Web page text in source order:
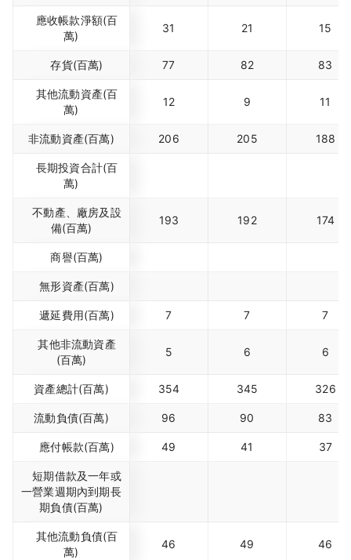
應收帳款淨額(百
萬)
31 21 15
存貨(百萬) 77 82 83
其他流動資產(百
萬)
12 9 11
非流動資產(百萬) 206 205 188
長期投資合計(百
萬)
不動產、廠房及設
備(百萬)
193 192 174
商譽(百萬)
無形資產(百萬)
遞延費用(百萬) 7 7 7
其他非流動資產
(百萬)
5 6 6
資產總計(百萬) 354 345 326
流動負債(百萬) 96 90 83
應付帳款(百萬) 49 41 37
短期借款及一年或
一營業週期內到期長
期負債(百萬)
其他流動負債(百
萬)
46 49 46